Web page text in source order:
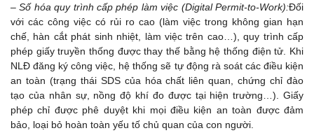
– Số hóa quy trình cấp phép làm việc (Digital Permit-to-Work):Đối
với các công việc có rủi ro cao (làm việc trong không gian hạn
chế, hàn cắt phát sinh nhiệt, làm việc trên cao…), quy trình cấp
phép giấy truyền thống được thay thế bằng hệ thống điện tử. Khi
NLĐ đăng ký công việc, hệ thống sẽ tự động rà soát các điều kiện
an toàn (trạng thái SDS của hóa chất liên quan, chứng chỉ đào
tạo của nhân sự, nồng độ khí đo được tại hiện trường…). Giấy
phép chỉ được phê duyệt khi mọi điều kiện an toàn được đảm
bảo, loại bỏ hoàn toàn yếu tố chủ quan của con người.